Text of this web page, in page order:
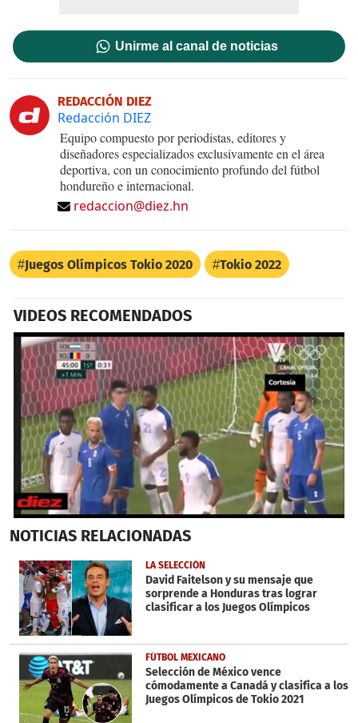
Unirme al canal de noticias
REDACCIÓN DIEZ
Redacción DIEZ
Equipo compuesto por periodistas, editores y
diseñadores especializados exclusivamente en el área
deportiva, con un conocimiento profundo del fútbol
hondureño e internacional.
redaccion@diez.hn
Juegos Olímpicos Tokio 2020 Tokio 2022
VIDEOS RECOMENDADOS
seconds
33
seconds
NOTICIAS RELACIONADAS
LA SELECCIÓN
David Faitelson y su mensaje que
sorprende a Honduras tras lograr
clasificar a los Juegos Olímpicos
FÚTBOL MEXICANO
Selección de México vence
cómodamente a Canadá y clasifica a los
Juegos Olímpicos de Tokio 2021